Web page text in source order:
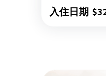
入住日期